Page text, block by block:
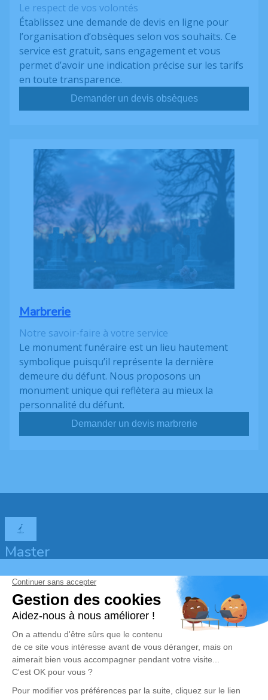
Le respect de vos volontés
Établissez une demande de devis en ligne pour
l’organisation d’obsèques selon vos souhaits. Ce
service est gratuit, sans engagement et vous
permet d’avoir une indication précise sur les tarifs
en toute transparence.
Demander un devis obsèques
Marbrerie
Notre savoir-faire à votre service
Le monument funéraire est un lieu hautement
symbolique puisqu’il représente la dernière
demeure du défunt. Nous proposons un
monument unique qui reflètera au mieux la
personnalité du défunt.
Demander un devis marbrerie
Master
Obtenez un devis
Devis obsèques
Devis prévoyance
Devis marbrerie
Notre agence
Pompes Funèbres Martin Demo